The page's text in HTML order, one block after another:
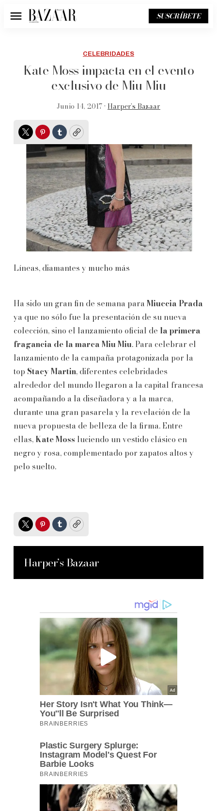
Menú SUSCRÍBETE
CELEBRIDADES
Kate Moss impacta en el evento
exclusivo de Miu Miu
Junio 14, 2017 • Harper’s Bazaar
TwitterPinterest
TumblrCopy
Líneas, diamantes y mucho más
Ha sido un gran fin de semana para Miuccia Prada
ya que no sólo fue la presentación de su nueva
colección, sino el lanzamiento oficial de la primera
fragancia de la marca Miu Miu. Para celebrar el
lanzamiento de la campaña protagonizada por la
top Stacy Martin, diferentes celebridades
alrededor del mundo llegaron a la capital francesa
acompañando a la diseñadora y a la marca,
durante una gran pasarela y la revelación de la
nueva propuesta de belleza de la firma. Entre
ellas, Kate Moss luciendo un vestido clásico en
negro y rosa, complementado por zapatos altos y
pelo suelto.
TwitterPinterest
TumblrCopy
Harper’s Bazaar